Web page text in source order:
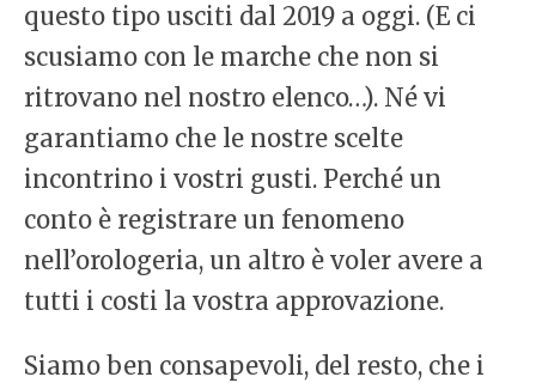
questo tipo usciti dal 2019 a oggi. (E ci
scusiamo con le marche che non si
ritrovano nel nostro elenco…). Né vi
garantiamo che le nostre scelte
incontrino i vostri gusti. Perché un
conto è registrare un fenomeno
nell’orologeria, un altro è voler avere a
tutti i costi la vostra approvazione.
Siamo ben consapevoli, del resto, che i